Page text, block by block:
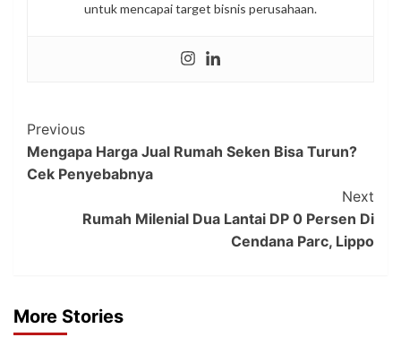
untuk mencapai target bisnis perusahaan.
Post
Navigation
Previous
Mengapa Harga Jual Rumah Seken Bisa Turun?
Cek Penyebabnya
Next
Rumah Milenial Dua Lantai DP 0 Persen Di
Cendana Parc, Lippo
More Stories